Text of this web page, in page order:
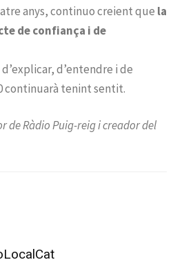
anys, continuo creient que la
de confiança i de
d’entendre i de
continuarà tenint sentit.
de Ràdio Puig-reig i creador del